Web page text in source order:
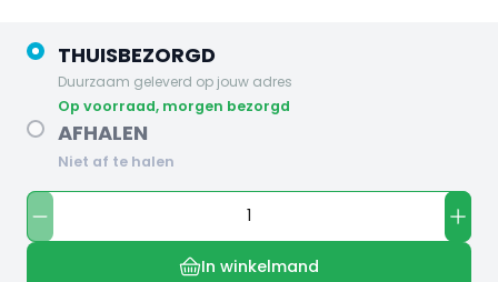
THUISBEZORGD
Duurzaam geleverd op jouw adres
op voorraad, morgen bezorgd
AFHALEN
Niet af te halen
In winkelmand